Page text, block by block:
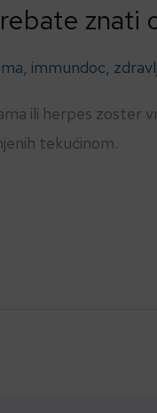
znati
, immundoc,
ili herpes zoster
tekućinom.